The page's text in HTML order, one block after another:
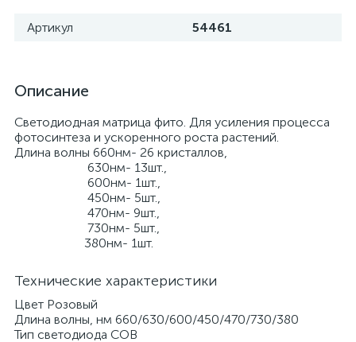
Артикул 54461
Описание
Светодиодная матрица фито. Для усиления процесса
фотосинтеза и ускоренного роста растений.
Длина волны 660нм- 26 кристаллов,
630нм- 13шт.,
600нм- 1шт.,
450нм- 5шт.,
470нм- 9шт.,
730нм- 5шт.,
380нм- 1шт.
Технические характеристики
Цвет Розовый
Длина волны, нм 660/630/600/450/470/730/380
Тип светодиода COB